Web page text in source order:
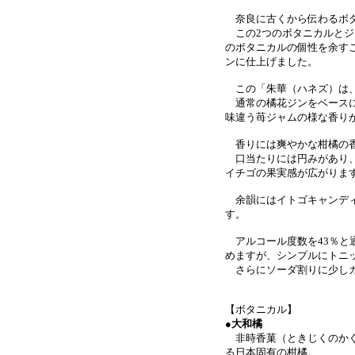
奈良に古くから伝わるボ
この2つのボタニカルと
のボタニカルの個性を余す
ンに仕上げました。
この「朱華（ハネズ）は
通常の橘花ジンをベース
味違う苺ジャムの様な香り
香りには爽やかな柑橘の
口当たりには円みがあり
イチゴの果実感が広がりま
余韻にはイトゴキャンデ
す。
アルコール度数を43％と
めますが、シンプルにトニ
さらにソーダ割りに少し
【ボタニカル】
●大和橘
非時香菓（ときじくのか
る日本固有の柑橘。